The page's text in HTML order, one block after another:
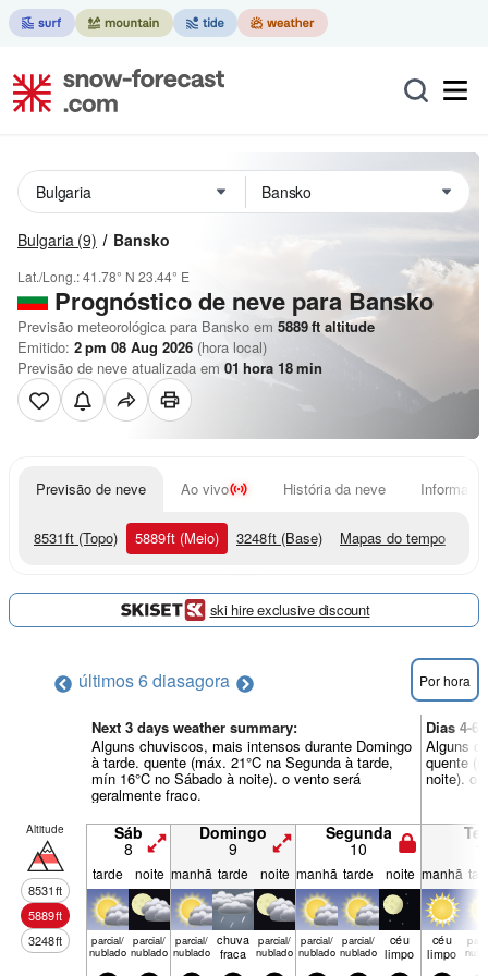
Bulgaria (9) Bansko
Lat./Long.:41.78° N 23.44° E
Prognóstico de neve para Bansko
Previsão meteorológica para Bansko em 5889ft altitude
Emitido: 2 pm 08 Aug 2026 (hora local)
Previsão de neve atualizada em 01 hora 18min
Previsão de neve Ao vivo História da neve
8531ft (Topo) 5889ft (Meio) 3248ft (Base) Mapas do tempo
ski hire exclusive discount
últimos 6 diasagora Por hora
Next 3 days weather summary:
Alguns chuviscos, mais intensos durante Domingo
à tarde. quente (máx. 21°C na Segunda à tarde,
mín 16°C no Sábado à noite). o vento será
geralmente fraco.
Dias 4-6
Alguns
quente
noite). o
Altitude
8531ft
5889ft
3248ft
Sáb
8
Domingo
9
Segunda
10
tarde noite manhã tarde noite manhã tarde noite manhã
parcial/
nublado
parcial/
nublado
parcial/
nublado
chuva
fraca
parcial/
nublado
parcial/
nublado
parcial/
nublado
céu
limpo
céu
limpo